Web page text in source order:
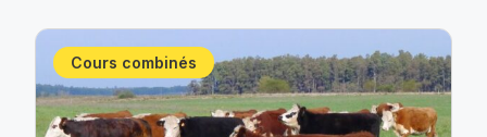
Cours combinés